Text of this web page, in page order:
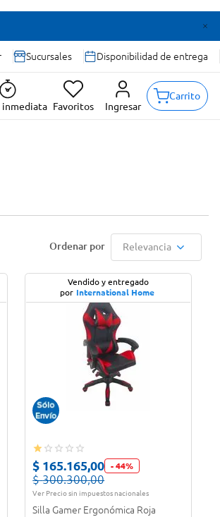
Sucursales Disponibilidad de entrega
inmediata Favoritos Ingresar
Carrito
Relevancia
Vendido y entregado
por International Home
$ 165.165,00 -44%
$ 300.300,00
Ver Precio sin impuestos nacionales
Silla Gamer Ergonómica Roja